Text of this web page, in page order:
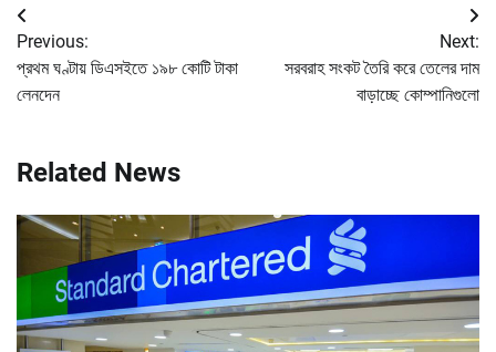
Post
navigation
Previous:
প্রথম ঘণ্টায় ডিএসইতে ১৯৮ কোটি টাকা
লেনদেন
Next:
সরবরাহ সংকট তৈরি করে তেলের দাম
বাড়াচ্ছে কোম্পানিগুলো
Related News